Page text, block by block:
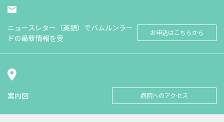
ニュースレター（英語）でバムルンラー
ドの最新情報を受
お申込はこちらから
案内図 病院へのアクセス